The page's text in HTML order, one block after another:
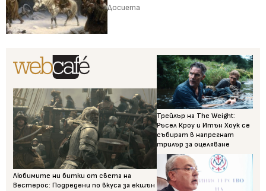
Досиета
Любимите ни битки от света на
Вестерос: Подредени по вкуса за екшън
Трейлър на The Weight:
Ръсел Кроу и Итън Хоук се
събират в напрегнат
трилър за оцеляване